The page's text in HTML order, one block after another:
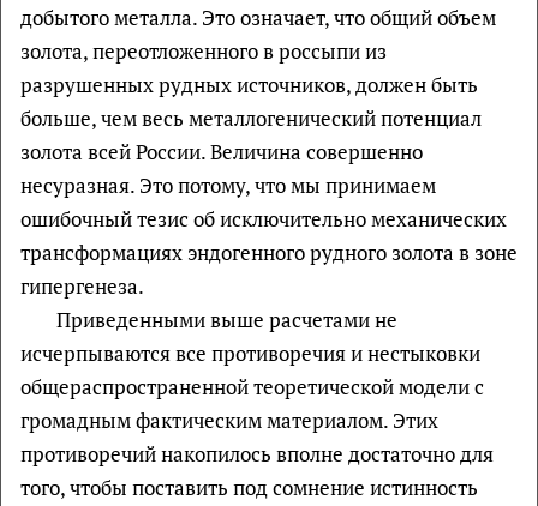
добытого металла. Это означает, что общий объем
золота, переотложенного в россыпи из
разрушенных рудных источников, должен быть
больше, чем весь металлогенический потенциал
золота всей России. Величина совершенно
несуразная. Это потому, что мы принимаем
ошибочный тезис об исключительно механических
трансформациях эндогенного рудного золота в зоне
гипергенеза.
Приведенными выше расчетами не
исчерпываются все противоречия и нестыковки
общераспространенной теоретической модели с
громадным фактическим материалом. Этих
противоречий накопилось вполне достаточно для
того, чтобы поставить под сомнение истинность